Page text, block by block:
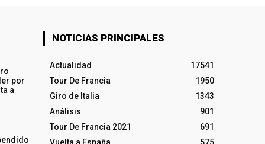
por
a
NOTICIAS PRINCIPALES
Actualidad
17541
Tour De Francia
1950
Giro de Italia
1343
Análisis
901
Tour De Francia 2021
691